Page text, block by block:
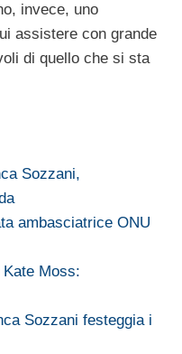
invece, uno
assistere con grande
di quello che si sta
Sozzani,
ambasciatrice ONU
Kate Moss:
Sozzani festeggia i